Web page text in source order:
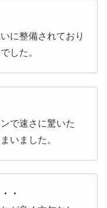
に整備されており
した。
で速さに驚いた
いました。
・